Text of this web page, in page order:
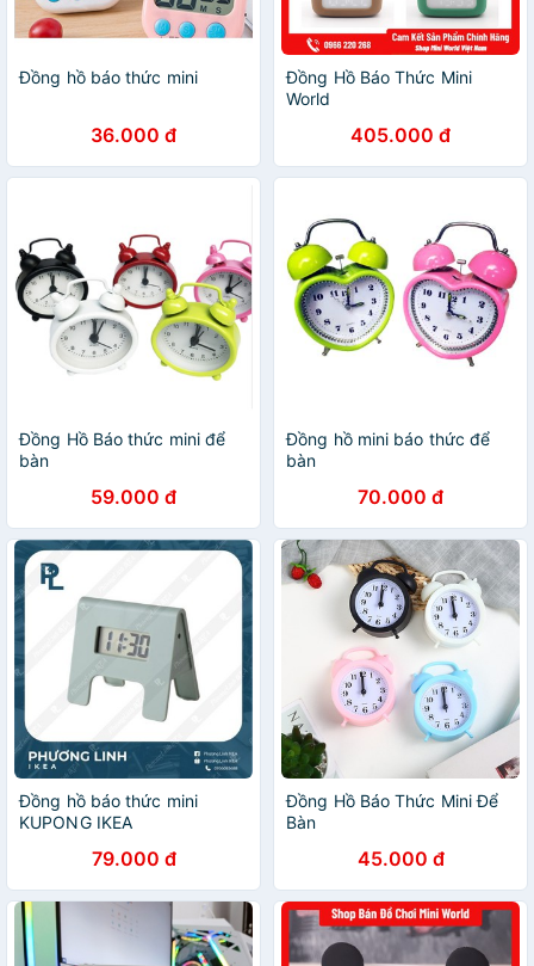
Đồng hồ báo thức mini
36.000 đ
Đồng Hồ Báo Thức Mini
World
405.000 đ
Đồng Hồ Báo thức mini để
bàn
59.000 đ
Đồng hồ mini báo thức để
bàn
70.000 đ
Đồng hồ báo thức mini
KUPONG IKEA
79.000 đ
Đồng Hồ Báo Thức Mini Để
Bàn
45.000 đ